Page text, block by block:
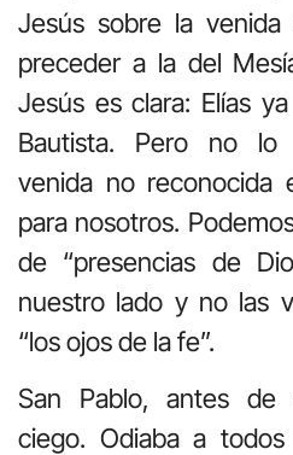
Jesús sobre la
preceder a la del
Jesús es clara: Elías
Bautista. Pero no lo
venida no reconocida
para nosotros.
de “presencias de
nuestro lado y no las
“los ojos de la fe”.
San Pablo, antes de
ciego. Odiaba a